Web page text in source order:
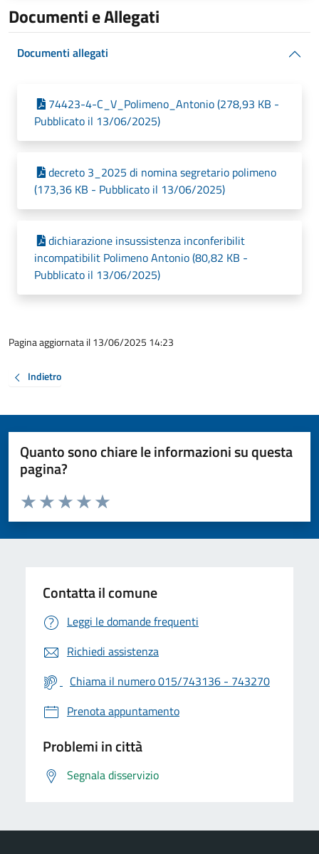
Documenti e Allegati
Documenti allegati
74423-4-C_V_Polimeno_Antonio (278,93 KB -
Pubblicato il 13/06/2025)
decreto 3_2025 di nomina segretario polimeno
(173,36 KB - Pubblicato il 13/06/2025)
dichiarazione insussistenza inconferibilit
incompatibilit Polimeno Antonio (80,82 KB -
Pubblicato il 13/06/2025)
Pagina aggiornata il 13/06/2025 14:23
Indietro
Quanto sono chiare le informazioni su questa
pagina?
Valuta da 1 a 5 stelle la pagina
Valuta 5 stelle su 5
Valuta 4 stelle su 5
Valuta 3 stelle su 5
Valuta 2 stelle su 5
Valuta 1 stelle su 5
Contatta il comune
Leggi le domande frequenti
Richiedi assistenza
Chiama il numero 015/743136 - 743270
Prenota appuntamento
Problemi in città
Segnala disservizio